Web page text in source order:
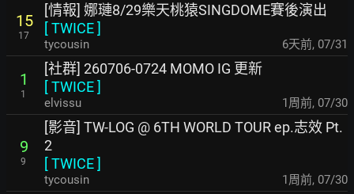
15
17
[情報] 娜璉8/29樂天桃猿SINGDOME賽後演出
[TWICE]
tycousin 6天前, 07/31
1
1
[社群] 260706-0724 MOMO IG 更新
[TWICE]
elvissu 1周前, 07/30
9
9
[影音] TW-LOG @ 6TH WORLD TOUR ep.志效 Pt.
2
[TWICE]
tycousin 1周前, 07/30